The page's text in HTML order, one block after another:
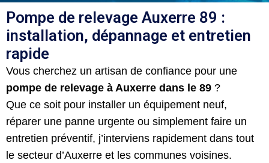
Pompe de relevage Auxerre 89 :
installation, dépannage et entretien
rapide
Vous cherchez un artisan de confiance pour une
pompe de relevage à Auxerre dans le 89 ?
Que ce soit pour installer un équipement neuf,
réparer une panne urgente ou simplement faire un
entretien préventif, j’interviens rapidement dans tout
le secteur d’Auxerre et les communes voisines.